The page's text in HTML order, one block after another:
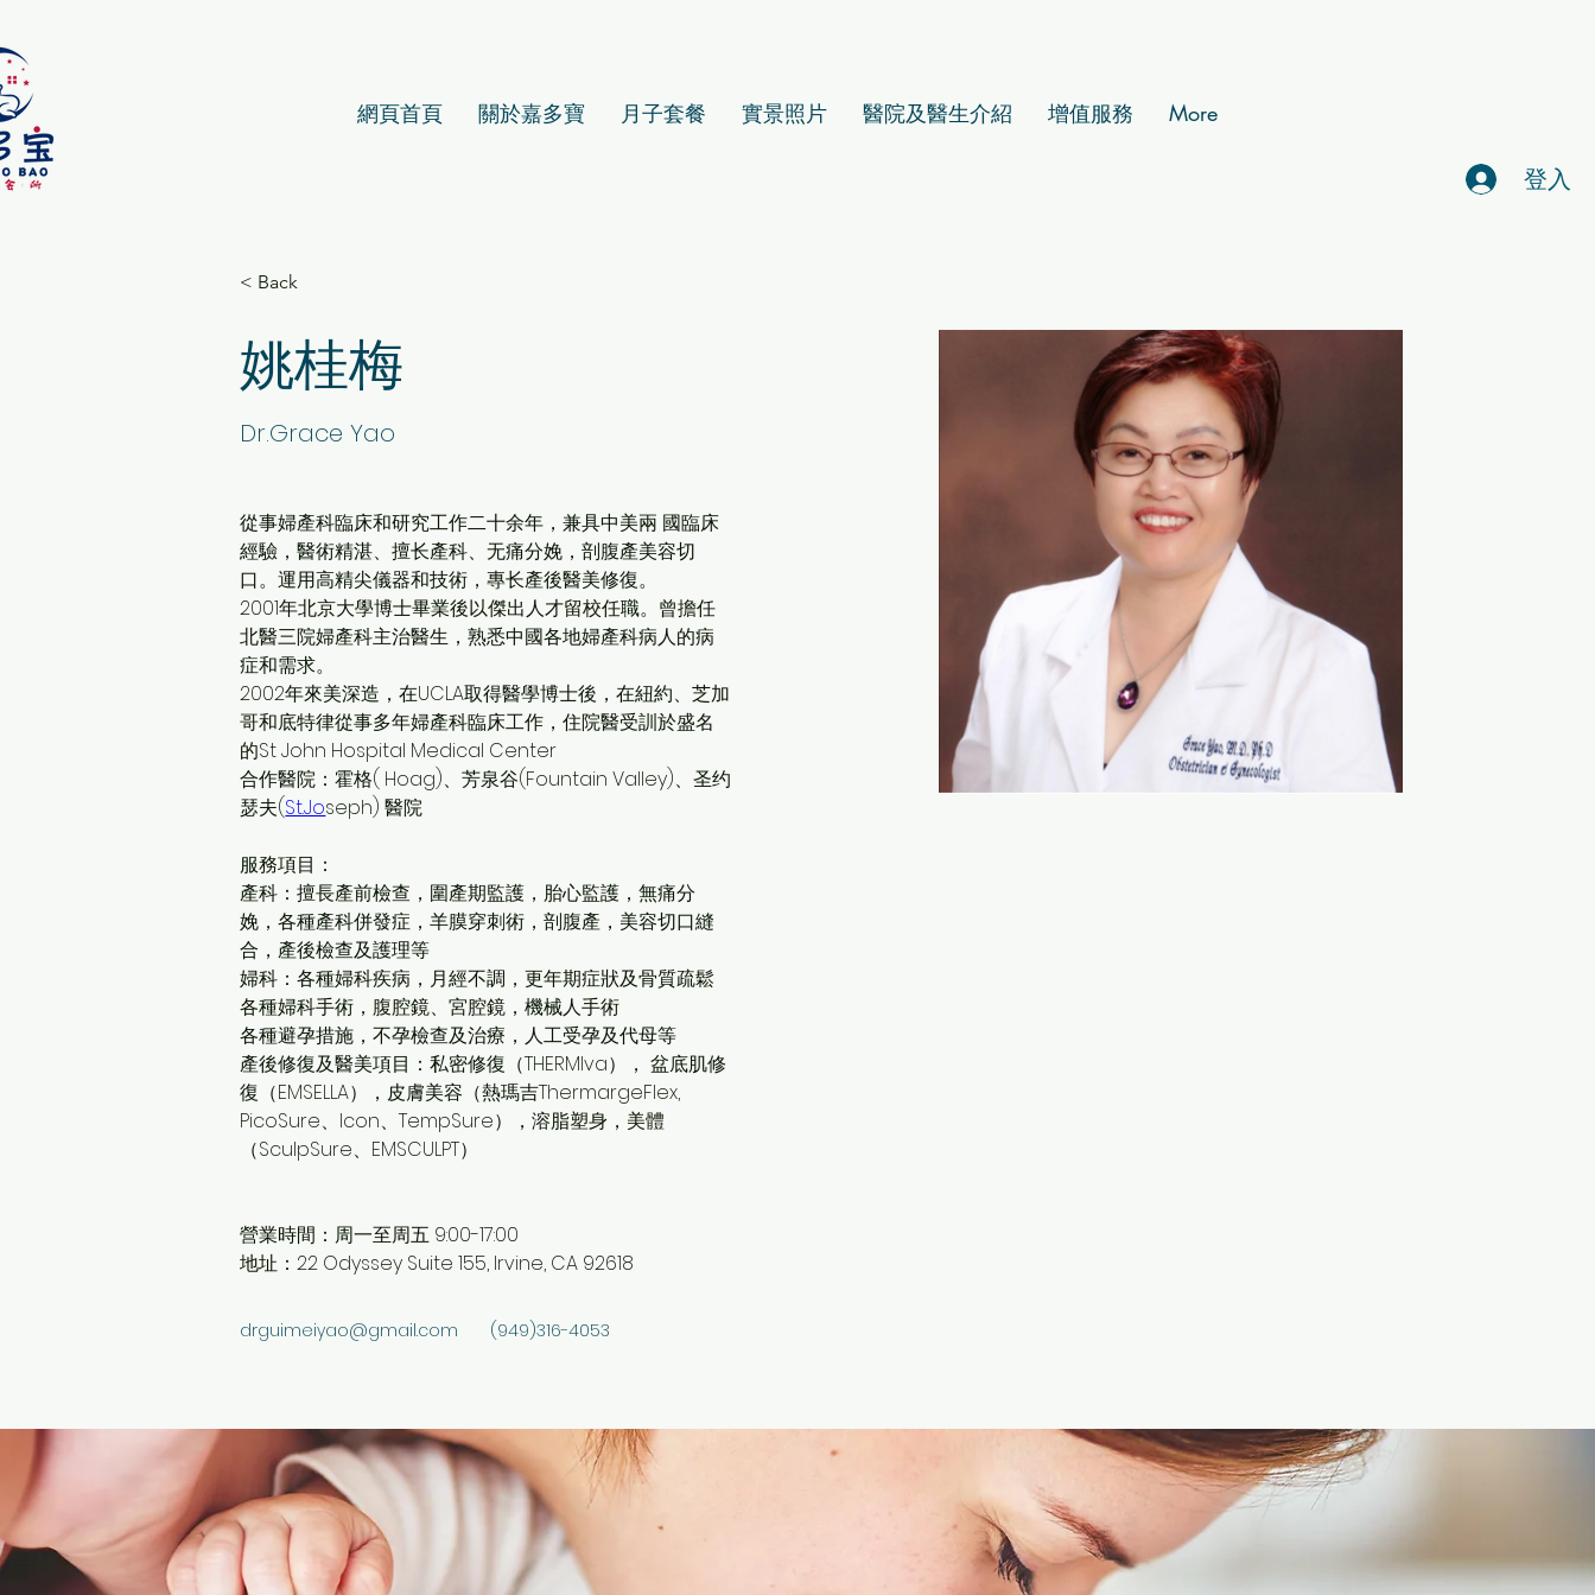
網頁首頁 關於嘉多寶 月子套餐 實景照片 醫院及醫生介紹 增值服務 More
登入
< Back
姚桂梅
Dr.Grace Yao
從事婦產科臨床和研究⼯作⼆⼗余年，兼具中美兩 國臨床
經驗，醫術精湛、擅⻓產科、⽆痛分娩，剖腹產美容切
口。運⽤⾼精尖儀器和技術，專⻓產後醫美修復。
2001年北京⼤學博⼠畢業後以傑出⼈才留校任職。曾擔任
北醫三院婦產科主治醫⽣，熟悉中國各地婦產科病⼈的病
症和需求。
2002年來美深造，在UCLA取得醫學博⼠後，在紐約、芝加
哥和底特律從事多年婦產科臨床⼯作，住院醫受訓於盛名
的St John Hospital Medical Center
合作醫院：霍格( Hoag)、芳泉谷(Fountain Valley)、圣约
瑟夫(St.Joseph) 醫院
服務項目：
產科：擅長產前檢查，圍產期監護，胎心監護，無痛分
娩，各種產科併發症，羊膜穿刺術，剖腹產，美容切口縫
合，產後檢查及護理等
婦科：各種婦科疾病，月經不調，更年期症狀及骨質疏鬆
各種婦科手術，腹腔鏡、宮腔鏡，機械人手術
各種避孕措施，不孕檢查及治療，人工受孕及代母等
產後修復及醫美項目：私密修復（THERMIva）， 盆底肌修
復（EMSELLA），皮膚美容（熱瑪吉ThermargeFlex,
PicoSure、Icon、TempSure），溶脂塑身，美體
（SculpSure、EMSCULPT）
營業時間：周一至周五 9:00-17:00
地址：22 Odyssey Suite 155, Irvine, CA 92618
drguimeiyao@gmail.com (949)316-4053